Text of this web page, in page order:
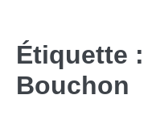
Étiquette :
Bouchon